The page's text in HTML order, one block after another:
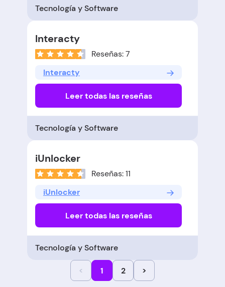
Tecnología y Software
Interacty
Reseñas: 7
Interacty
Leer todas las reseñas
Tecnología y Software
iUnlocker
Reseñas: 11
iUnlocker
Leer todas las reseñas
Tecnología y Software
< 1 2 >